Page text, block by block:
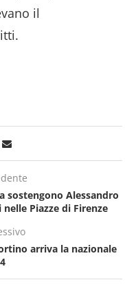
il
sostengono Alessandro
Piazze di Firenze
arriva la nazionale